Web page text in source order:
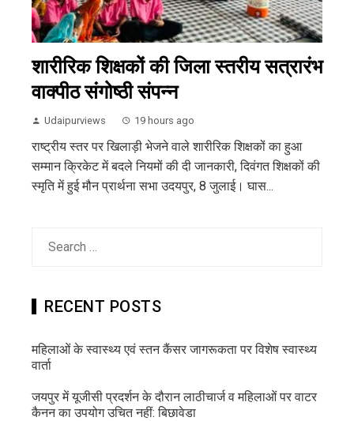
शारीरिक शिक्षकों की जिला स्तरीय सत्रारंभ
वाक्पीठ संगोष्ठी संपन्न
Udaipurviews 19 hours ago
राष्ट्रीय स्तर पर खिलाड़ी भेजने वाले शारीरिक शिक्षकों का हुआ
सम्मान क्रिकेट में बदले नियमों की दी जानकारी, दिवंगत शिक्षकों की
स्मृति में हुई मौन प्रार्थना सभा उदयपुर, 8 जुलाई। घास...
RECENT POSTS
महिलाओं के स्वास्थ्य एवं स्तन कैंसर जागरूकता पर विशेष स्वास्थ्य
वार्ता
जयपुर में यूजीसी प्रदर्शन के दौरान लाठीचार्ज व महिलाओं पर वाटर
कैनन का उपयोग उचित नहीं: बिछावेडा